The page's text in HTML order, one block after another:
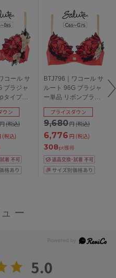
コール サ
ブラジャ
タイプ
ップ ア
75/80cm
(税込)
ウン
(税込)
BTJ796｜ワコール サ
ルート 96G ブラジャ
ー単品 リボンブラ
CDEFGカップ アンダ
ー65/70/75/80cm
9,680円(税込)
プライスダウン
6,776 円 (税込)
308pt獲得
ー
5.0